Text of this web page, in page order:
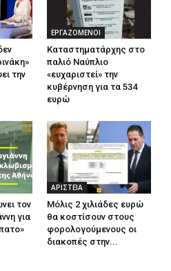
την
ΕΡΓΑΖΟΜΕΝΟΙ
Καταστηματάρχης στο
παλιό Ναύπλιο
«ευχαριστεί» την
κυβέρνηση για τα 534
ευρώ
τον
για
ΑΡΙΣΤΕΙΑ
Μόλις 2 χιλιάδες ευρώ
θα κοστίσουν στους
φορολογούμενους οι
διακοπές στην...